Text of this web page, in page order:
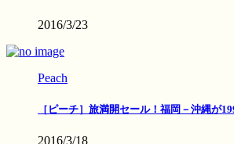
2016/3/23
Peach
［ピーチ］旅満開セール！福岡－沖縄が
2016/3/18